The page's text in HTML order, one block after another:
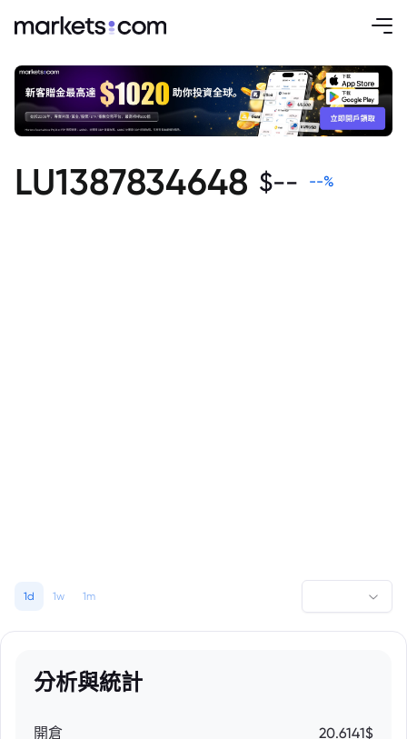
LU1387834648 $-- --%
1d 1w 1m
分析與統計
開倉 20.6141$